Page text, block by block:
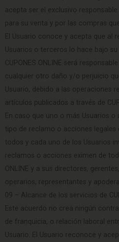
acepta ser el exclusivo
para su venta y por las compras
El Usuario conoce y acepta que al
Usuarios o terceros lo hace bajo
CUPONES ONLINE será
cualquier otro daño y/o perjuicio
Usuario, debido a las operaciones
artículos publicados a través de
En caso que uno o más Usuarios
tipo de reclamo o acciones
todos y cada uno de los Usuarios
reclamos o acciones eximen de
ONLINE y a sus directores,
operarios, representantes y
09 – Alcance de los servicios de
Este acuerdo no crea ningún
de franquicia, o relación laboral
Usuario. El Usuario reconoce y